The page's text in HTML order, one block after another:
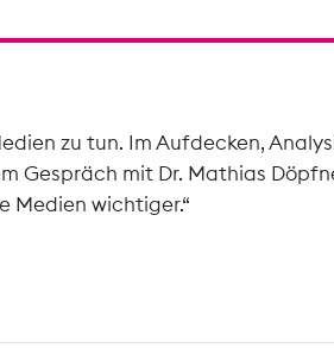
zu tun. Im Aufdecken,
mit Dr. Mathias
Medien wichtiger.“